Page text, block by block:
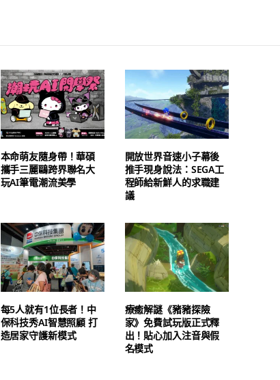
本命萌友隨身帶！華碩
攜手三麗鷗跨界聯名大
玩AI筆電潮流美學
開放世界音速小子幕後
推手現身說法：SEGA工
程師給新鮮人的求職建
議
每5人就有1位長者！中
保科技秀AI智慧照顧 打
造居家守護新模式
療癒解謎《豬豬探險
家》免費試玩版正式釋
出！貼心加入注音與假
名模式